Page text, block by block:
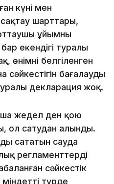
күні мен
шарттары,
ұйымның
екендігі туралы
өнімнің белгіленген
сәйкестігін бағалауды
декларация жоқ.
жедел ден қою
ол сатудан алынды.
сататын сауда
регламенттердің
сәйкестік
түрде